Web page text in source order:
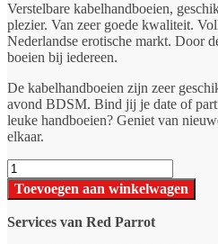
Verstelbare kabelhandboeien,
plezier. Van zeer goede kwaliteit.
Nederlandse erotische markt. Door
boeien bij iedereen.
De kabelhandboeien zijn zeer
avond BDSM. Bind jij je date of
leuke handboeien? Geniet van
elkaar.
Tie
Wraps
Handboeien
aantal
Toevoegen aan winkelwagen
Services van Red Parrot